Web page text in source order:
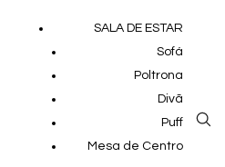
SALA DE ESTAR
Sofá
Poltrona
Divã
Puff
Mesa de Centro